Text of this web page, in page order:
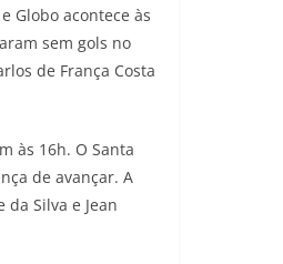
Globo acontece às
sem gols no
de França Costa
às 16h. O Santa
de avançar. A
Silva e Jean